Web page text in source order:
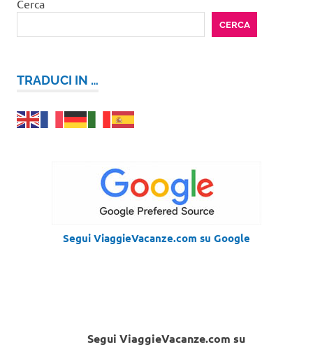
Cerca
CERCA
TRADUCI IN …
Segui ViaggieVacanze.com su Google
Segui ViaggieVacanze.com su